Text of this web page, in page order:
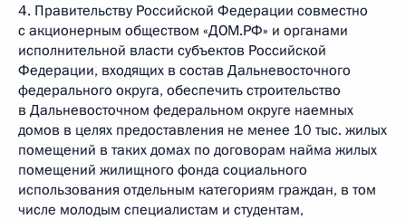
4. Правительству Российской Федерации совместно
с акционерным обществом «ДОМ.РФ» и органами
исполнительной власти субъектов Российской
Федерации, входящих в состав Дальневосточного
федерального округа, обеспечить строительство
в Дальневосточном федеральном округе наемных
домов в целях предоставления не менее 10 тыс. жилых
помещений в таких домах по договорам найма жилых
помещений жилищного фонда социального
использования отдельным категориям граждан, в том
числе молодым специалистам и студентам,